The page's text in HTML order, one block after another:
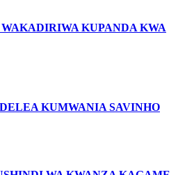
KUPANDA KWA
KUMWANIA SAVINHO